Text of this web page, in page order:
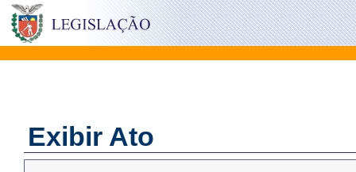
Exibir Ato